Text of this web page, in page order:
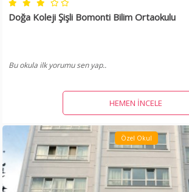
Doğa Koleji Şişli Bomonti Bilim Ortaokulu
Bu okula ilk yorumu sen yap..
HEMEN İNCELE
Özel Okul